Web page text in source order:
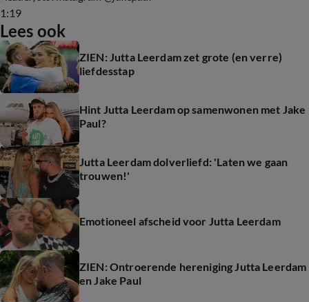
1:19
Lees ook
ZIEN: Jutta Leerdam zet grote (en verre)
liefdesstap
Hint Jutta Leerdam op samenwonen met Jake
Paul?
Jutta Leerdam dolverliefd: 'Laten we gaan
trouwen!'
Emotioneel afscheid voor Jutta Leerdam
ZIEN: Ontroerende hereniging Jutta Leerdam
en Jake Paul